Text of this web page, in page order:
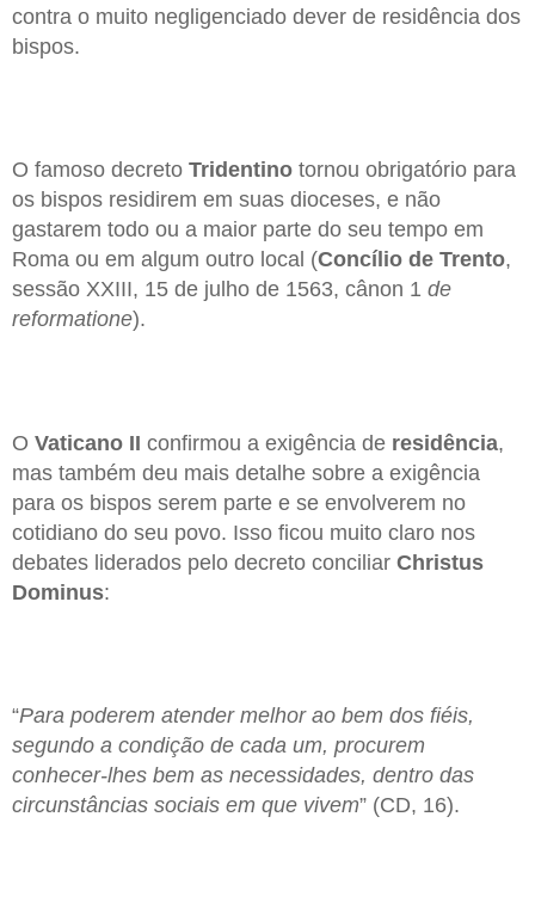
contra o muito negligenciado dever de residência dos
bispos.
O famoso decreto Tridentino tornou obrigatório para
os bispos residirem em suas dioceses, e não
gastarem todo ou a maior parte do seu tempo em
Roma ou em algum outro local (Concílio de Trento,
sessão XXIII, 15 de julho de 1563, cânon 1 de
reformatione).
O Vaticano II confirmou a exigência de residência,
mas também deu mais detalhe sobre a exigência
para os bispos serem parte e se envolverem no
cotidiano do seu povo. Isso ficou muito claro nos
debates liderados pelo decreto conciliar Christus
Dominus:
“Para poderem atender melhor ao bem dos fiéis,
segundo a condição de cada um, procurem
conhecer-lhes bem as necessidades, dentro das
circunstâncias sociais em que vivem” (CD, 16).